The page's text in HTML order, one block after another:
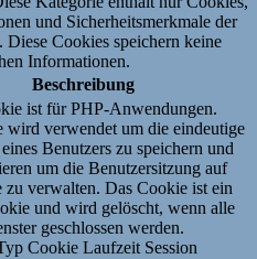
und Sicherheitsmerkmale der
Diese Cookies speichern keine
Informationen.
Beschreibung
ist für PHP-Anwendungen.
wird verwendet um die eindeutige
Benutzers zu speichern und
um die Benutzersitzung auf
zu verwalten. Das Cookie ist ein
und wird gelöscht, wenn alle
geschlossen werden.
Cookie Laufzeit Session